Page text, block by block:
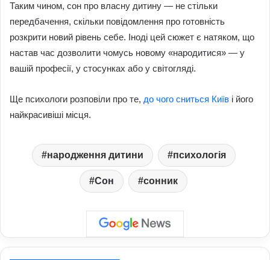
Таким чином, сон про власну дитину — не стільки
передбачення, скільки повідомлення про готовність
розкрити новий рівень себе. Іноді цей сюжет є натяком, що
настав час дозволити чомусь новому «народитися» — у
вашій професії, у стосунках або у світогляді.
Ще психологи розповіли про те, до чого сниться Київ і його
найкрасивіші місця.
народження дитини психологія
Сон сонник